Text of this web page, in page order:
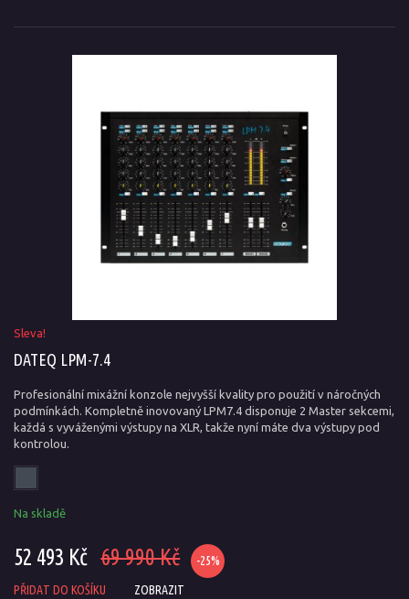
Sleva!
DATEQ LPM-7.4
Profesionální mixážní konzole nejvyšší kvality pro použití v náročných
podmínkách. Kompletně inovovaný LPM7.4 disponuje 2 Master sekcemi,
každá s vyváženými výstupy na XLR, takže nyní máte dva výstupy pod
kontrolou.
Na skladě
52 493 Kč 69 990 Kč -25%
PŘIDAT DO KOŠÍKU ZOBRAZIT